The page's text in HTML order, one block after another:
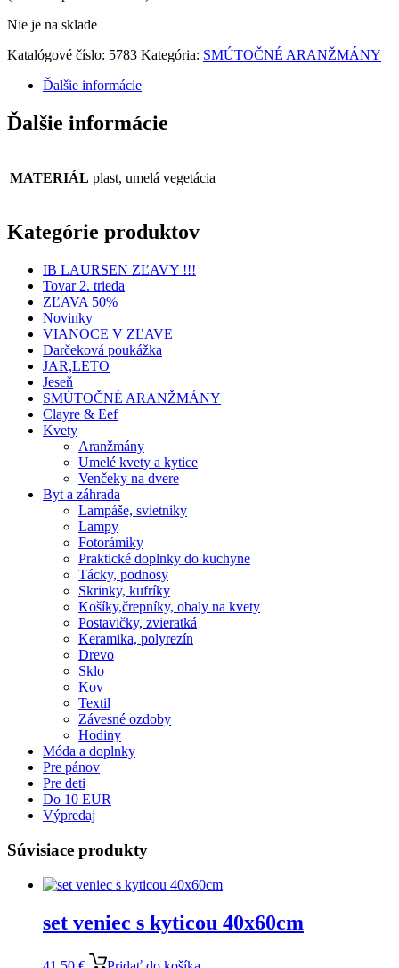
Nie je na sklade
Katalógové číslo: 5783 Kategória: SMÚTOČNÉ ARANŽMÁNY
Ďalšie informácie
Ďalšie informácie
MATERIÁL plast, umelá vegetácia
Kategórie produktov
IB LAURSEN ZĽAVY !!!
Tovar 2. trieda
ZĽAVA 50%
Novinky
VIANOCE V ZĽAVE
Darčeková poukážka
JAR,LETO
Jeseň
SMÚTOČNÉ ARANŽMÁNY
Clayre & Eef
Kvety
Aranžmány
Umelé kvety a kytice
Venčeky na dvere
Byt a záhrada
Lampáše, svietniky
Lampy
Fotorámiky
Praktické doplnky do kuchyne
Tácky, podnosy
Skrinky, kufríky
Košíky,črepníky, obaly na kvety
Postavičky, zvieratká
Keramika, polyrezín
Drevo
Sklo
Kov
Textil
Závesné ozdoby
Hodiny
Móda a doplnky
Pre pánov
Pre deti
Do 10 EUR
Výpredaj
Súvisiace produkty
set veniec s kyticou 40x60cm